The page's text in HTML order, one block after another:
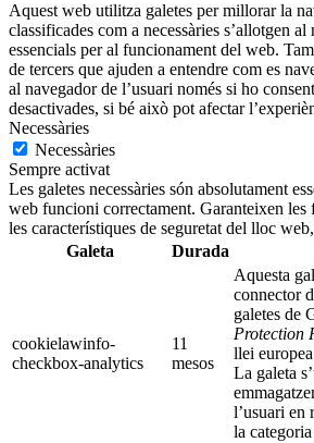
Aquest web utilitza galetes per millorar la
classificades com a necessàries s’allotgen al
essencials per al funcionament del web.
de tercers que ajuden a entendre com es
al navegador de l’usuari només si ho
desactivades, si bé això pot afectar
Necessàries
Necessàries
Sempre activat
Les galetes necessàries són absolutament
web funcioni correctament. Garanteixen les
les característiques de seguretat del lloc
Galeta
Durada
cookielawinfo-
checkbox-analytics
11
mesos
Aquesta
connector
galetes de
Protection
llei
La galeta
l’usuari en
la